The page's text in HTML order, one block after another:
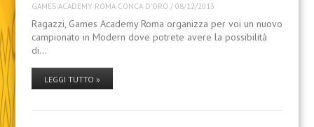
GAMES ACADEMY ROMA CONCA D'ORO / 08/12/2013
Ragazzi, Games Academy Roma organizza per voi un nuovo
campionato in Modern dove potrete avere la possibilità
di…
LEGGI TUTTO »